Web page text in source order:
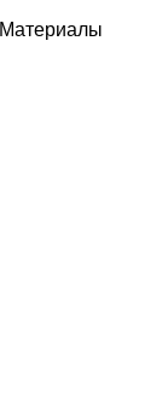
Материалы